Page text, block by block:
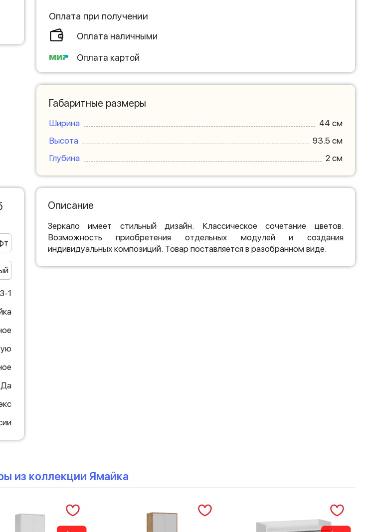
Оплата при получении
Оплата наличными
Оплата картой
Габаритные размеры
Ширина
44 см
Высота
93.5 см
Глубина
2 см
1
Да
Описание
Зеркало имеет стильный дизайн. Классическое сочетание цветов.
Возможность приобретения отдельных модулей и создания
индивидуальных композиций. Товар поставляется в разобранном виде.
из коллекции Ямайка